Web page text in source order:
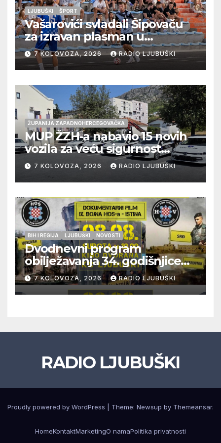
LJUBUŠKI ŠPORT
Vašarovići svladali Šipovaču
za izravan plasman u
četvrtfinale, Grab izborio
prolazak dalje, Klobuk ispao,
večeras počinje četvrtfinale
juniora
7 KOLOVOZA, 2026 RADIO LJUBUŠKI
ŽUPANIJA ZAPADNOHERCEGOVAČKA
MUP ŽZH-a nabavio 15 novih
vozila za veću sigurnost
građana i učinkovitiji rad
policije
7 KOLOVOZA, 2026 RADIO LJUBUŠKI
BIH I REGIJA LJUBUŠKI NOVOSTI
Dvodnevni program
obilježavanja 34. godišnjice
pogibije generala Blaža
Kraljevića i osmorice
pripadnika HOS-a
7 KOLOVOZA, 2026 RADIO LJUBUŠKI
RADIO LJUBUŠKI
Proudly powered by WordPress Theme: Newsup by Themeansar.
HomeKontaktMarketingO namaPolitika privatnosti